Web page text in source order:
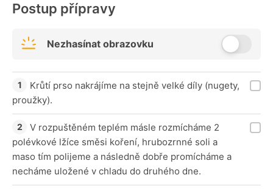
Postup přípravy
Nezhasínat obrazovku
Krůtí prso nakrájíme na stejně velké díly (nugety,
proužky).
V rozpuštěném teplém másle rozmícháme 2
polévkové lžíce směsi koření, hrubozrnné soli a
maso tím polijeme a následně dobře promícháme a
necháme uložené v chladu do druhého dne.